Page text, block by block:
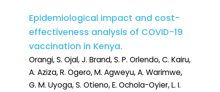
Epidemiological impact and cost-
effectiveness analysis of COVID-19
vaccination in Kenya.
Orangi, S. Ojal, J. Brand, S. P. Orlendo, C. Kairu,
A. Aziza, R. Ogero, M. Agweyu, A. Warimwe,
G. M. Uyoga, S. Otieno, E. Ochola-Oyier, L. I.